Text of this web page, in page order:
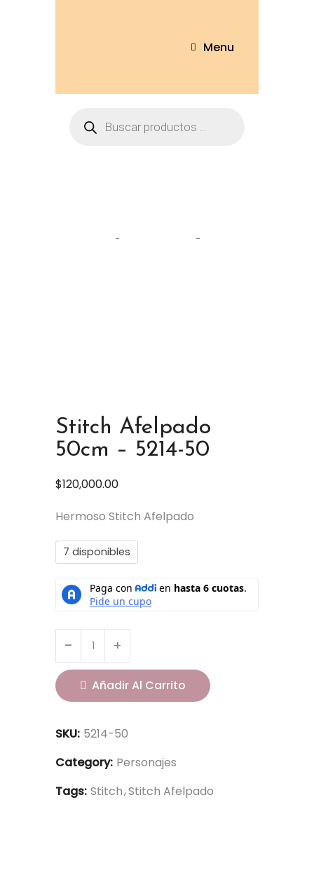
Menu
Stitch Afelpado
50cm – 5214-50
$120,000.00
Hermoso Stitch Afelpado
7 disponibles
Añadir Al Carrito
SKU: 5214-50
Category: Personajes
Tags: Stitch Stitch Afelpado